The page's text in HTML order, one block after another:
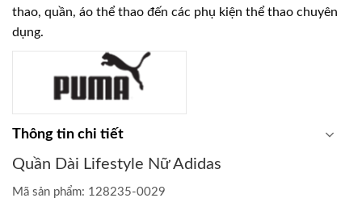
thao, quần, áo thể thao đến các phụ kiện thể thao chuyên
dụng.
Thông tin chi tiết
Quần Dài Lifestyle Nữ Adidas
Mã sản phẩm: 128235-0029